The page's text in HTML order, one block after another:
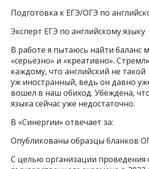
Подготовка к ЕГЭ/ОГЭ по
Эксперт ЕГЭ по английскому языку
В работе я пытаюсь найти баланс
«серьезно» и «креативно».
каждому, что английский не такой
уж иностранный, ведь он давно
вошел в наш обиход. Убеждена,
языка сейчас уже недостаточно.
В «Синергии» отвечает за:
Опубликованы образцы бланков
С целью организации проведения